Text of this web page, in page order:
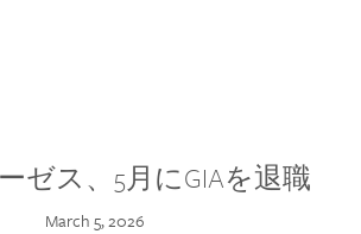
ゼス、5月にGIAを退職
March 5, 2026